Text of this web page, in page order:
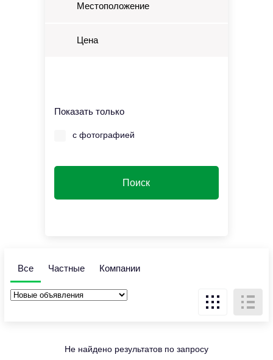
Местоположение
Цена
Показать только
с фотографией
Все Частные Компании
Не найдено результатов по запросу